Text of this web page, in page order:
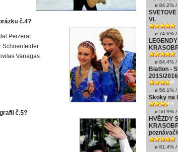
č.4?
Peizerat
Schoenfelder
Vanagas
č.5?
ø 84.2% /
VI.
ø 74.6% /
ø 84.4% /
Biatlon -
2015/2016
ø 56.1% /
Skoky na
ø 50.9% /
HVĚZDY
ø 81.4% /